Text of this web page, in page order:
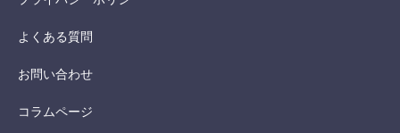
よくある質問
お問い合わせ
コラムページ